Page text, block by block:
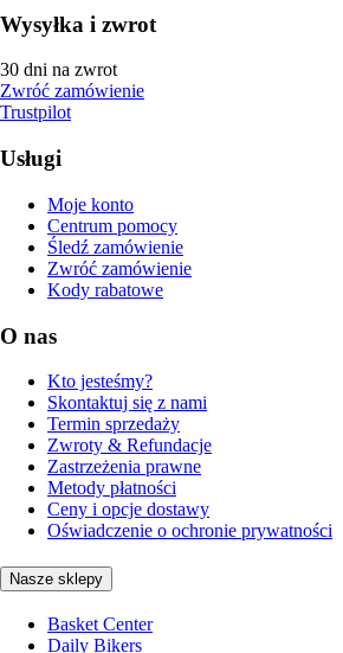
Wysyłka i zwrot
30 dni na zwrot
Zwróć zamówienie
Trustpilot
Usługi
Moje konto
Centrum pomocy
Śledź zamówienie
Zwróć zamówienie
Kody rabatowe
O nas
Kto jesteśmy?
Skontaktuj się z nami
Termin sprzedaży
Zwroty & Refundacje
Zastrzeżenia prawne
Metody płatności
Ceny i opcje dostawy
Oświadczenie o ochronie prywatności
Nasze sklepy
Basket Center
Daily Bikers